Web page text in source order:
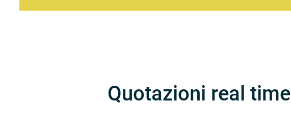
Quotazioni real time